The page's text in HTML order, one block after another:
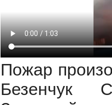
Пожар
Безенчук